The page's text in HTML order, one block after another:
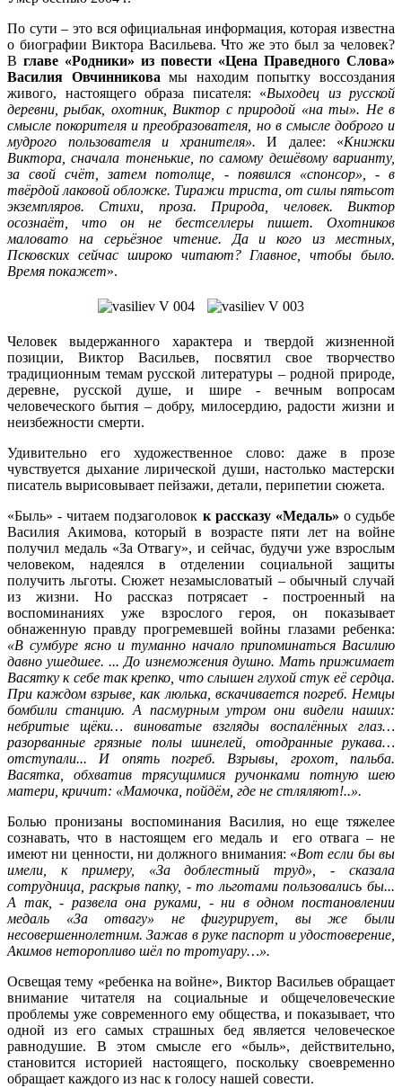
По сути – это вся официальная информация, которая известна
о биографии Виктора Васильева. Что же это был за человек?
В главе «Родники» из повести «Цена Праведного Слова»
Василия Овчинникова мы находим попытку воссоздания
живого, настоящего образа писателя: «Выходец из русской
деревни, рыбак, охотник, Виктор с природой «на ты». Не в
смысле покорителя и преобразователя, но в смысле доброго и
мудрого пользователя и хранителя». И далее: «Книжки
Виктора, сначала тоненькие, по самому дешёвому варианту,
за свой счёт, затем потолще, - появился «спонсор», - в
твёрдой лаковой обложке. Тиражи триста, от силы пятьсот
экземпляров. Стихи, проза. Природа, человек. Виктор
осознаёт, что он не бестселлеры пишет. Охотников
маловато на серьёзное чтение. Да и кого из местных,
Псковских сейчас широко читают? Главное, чтобы было.
Время покажет».
Человек выдержанного характера и твердой жизненной
позиции, Виктор Васильев, посвятил свое творчество
традиционным темам русской литературы – родной природе,
деревне, русской душе, и шире - вечным вопросам
человеческого бытия – добру, милосердию, радости жизни и
неизбежности смерти.
Удивительно его художественное слово: даже в прозе
чувствуется дыхание лирической души, настолько мастерски
писатель вырисовывает пейзажи, детали, перипетии сюжета.
«Быль» - читаем подзаголовок к рассказу «Медаль» о судьбе
Василия Акимова, который в возрасте пяти лет на войне
получил медаль «За Отвагу», и сейчас, будучи уже взрослым
человеком, надеялся в отделении социальной защиты
получить льготы. Сюжет незамысловатый – обычный случай
из жизни. Но рассказ потрясает - построенный на
воспоминаниях уже взрослого героя, он показывает
обнаженную правду прогремевшей войны глазами ребенка:
«В сумбуре ясно и туманно начало припоминаться Василию
давно ушедшее. ... До изнеможения душно. Мать прижимает
Васятку к себе так крепко, что слышен глухой стук её сердца.
При каждом взрыве, как люлька, вскачивается погреб. Немцы
бомбили станцию. А пасмурным утром они видели наших:
небритые щёки… виноватые взгляды воспалённых глаз…
разорванные грязные полы шинелей, отодранные рукава…
отступали... И опять погреб. Взрывы, грохот, пальба.
Васятка, обхватив трясущимися ручонками потную шею
матери, кричит: «Мамочка, пойдём, где не стляляют!..».
Болью пронизаны воспоминания Василия, но еще тяжелее
сознавать, что в настоящем его медаль и его отвага – не
имеют ни ценности, ни должного внимания: «Вот если бы вы
имели, к примеру, «За доблестный труд», - сказала
сотрудница, раскрыв папку, - то льготами пользовались бы...
А так, - развела она руками, - ни в одном постановлении
медаль «За отвагу» не фигурирует, вы же были
несовершеннолетним. Зажав в руке паспорт и удостоверение,
Акимов неторопливо шёл по тротуару…».
Освещая тему «ребенка на войне», Виктор Васильев обращает
внимание читателя на социальные и общечеловеческие
проблемы уже современного ему общества, и показывает, что
одной из его самых страшных бед является человеческое
равнодушие. В этом смысле его «быль», действительно,
становится историей настоящего, поскольку своевременно
обращает каждого из нас к голосу нашей совести.